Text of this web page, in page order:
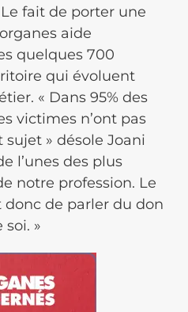
Le fait de porter une
aide
quelques 700
qui évoluent
« Dans 95% des
victimes n’ont pas
» désole Joani
l’unes des plus
notre profession. Le
donc de parler du don
soi. »